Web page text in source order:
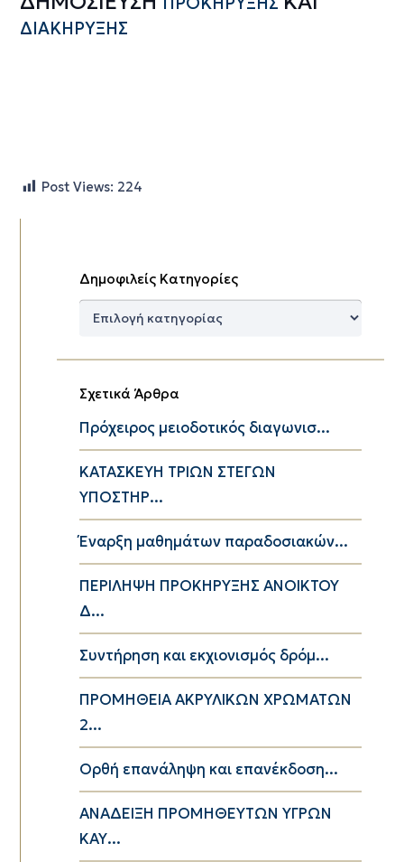
ΔΙΑΚΗΡΥΞΗΣ
Post Views: 224
Δημοφιλείς Κατηγορίες
Δημοφιλείς
Σχετικά Άρθρα
Πρόχειρος μειοδοτικός διαγωνισ...
ΚΑΤΑΣΚΕΥΗ ΤΡΙΩΝ ΣΤΕΓΩΝ
ΥΠΟΣΤΗΡ...
Έναρξη μαθημάτων παραδοσιακών...
ΠΕΡΙΛΗΨΗ ΠΡΟΚΗΡΥΞΗΣ ΑΝΟΙΚΤΟΥ
Δ...
Συντήρηση και εκχιονισμός δρόμ...
ΠΡΟΜΗΘΕΙΑ ΑΚΡΥΛΙΚΩΝ ΧΡΩΜΑΤΩΝ
2...
Ορθή επανάληψη και επανέκδοση...
ΑΝΑΔΕΙΞΗ ΠΡΟΜΗΘΕΥΤΩΝ ΥΓΡΩΝ
ΚΑΥ...